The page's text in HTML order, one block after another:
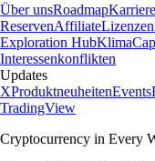
Über unsRoadmapKarriere
ReservenAffiliate
Exploration HubKlima
Interessenkonflikten
Updates
XProduktneuheitenEvents
TradingView
Cryptocurrency in Every